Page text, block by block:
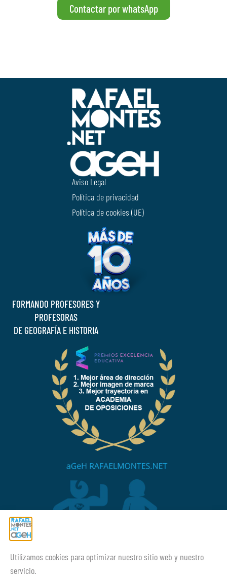
Utilizamos cookies para optimizar nuestro sitio web y nuestro
servicio.
Contactar por whatsApp
Aviso Legal
Política de privacidad
Política de cookies (UE)
FORMANDO PROFESORES Y
PROFESORAS
DE GEOGRAFÍA E HISTORIA
¡¡Mucho ánimo siempre!